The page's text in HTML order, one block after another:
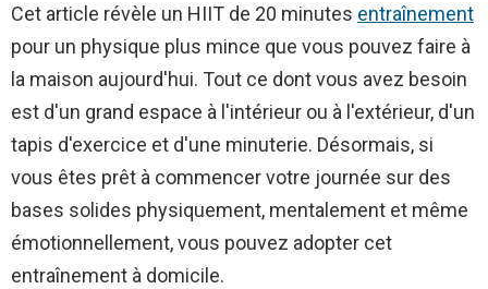
Cet article révèle un HIIT de 20 minutes entraînement
pour un physique plus mince que vous pouvez faire à
la maison aujourd'hui. Tout ce dont vous avez besoin
est d'un grand espace à l'intérieur ou à l'extérieur, d'un
tapis d'exercice et d'une minuterie. Désormais, si
vous êtes prêt à commencer votre journée sur des
bases solides physiquement, mentalement et même
émotionnellement, vous pouvez adopter cet
entraînement à domicile.